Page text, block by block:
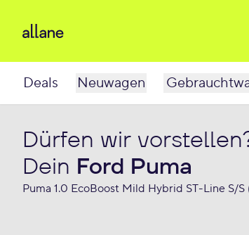
Deals Neuwagen
Dürfen wir
Dein Ford Puma
Puma 1.0 EcoBoost Mild Hybrid ST-Line S/S